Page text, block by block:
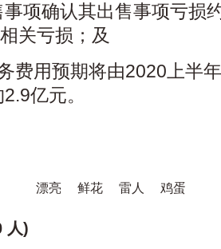
项确认其出售事项亏损
关亏损；及
费用预期将由2020上半
亿元。
漂亮 鲜花 雷人 鸡蛋
人)